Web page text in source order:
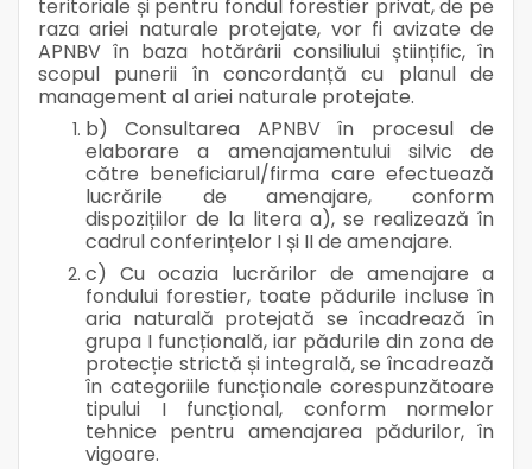
teritoriale și pentru fondul forestier privat, de pe
raza ariei naturale protejate, vor fi avizate de
APNBV în baza hotărârii consiliului științific, în
scopul punerii în concordanță cu planul de
management al ariei naturale protejate.
b) Consultarea APNBV în procesul de
elaborare a amenajamentului silvic de
către beneficiarul/firma care efectuează
lucrările de amenajare, conform
dispozițiilor de la litera a), se realizează în
cadrul conferințelor I și II de amenajare.
c) Cu ocazia lucrărilor de amenajare a
fondului forestier, toate pădurile incluse în
aria naturală protejată se încadrează în
grupa I funcțională, iar pădurile din zona de
protecție strictă și integrală, se încadrează
în categoriile funcționale corespunzătoare
tipului I funcțional, conform normelor
tehnice pentru amenajarea pădurilor, în
vigoare.